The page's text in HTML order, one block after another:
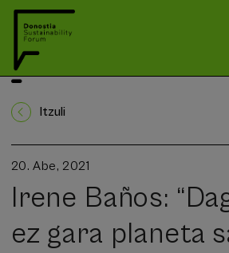
Itzuli
20. Abe, 2021
Irene Baños:
ez gara planeta